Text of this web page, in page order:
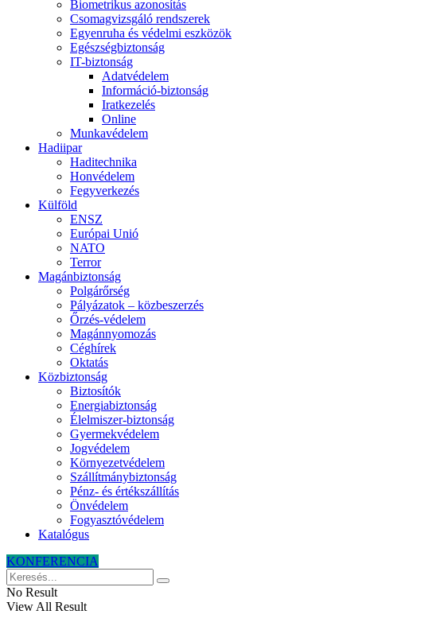
Biometrikus azonosítás
Csomagvizsgáló rendszerek
Egyenruha és védelmi eszközök
Egészségbiztonság
IT-biztonság
Adatvédelem
Információ-biztonság
Iratkezelés
Online
Munkavédelem
Hadiipar
Haditechnika
Honvédelem
Fegyverkezés
Külföld
ENSZ
Európai Unió
NATO
Terror
Magánbiztonság
Polgárőrség
Pályázatok – közbeszerzés
Őrzés-védelem
Magánnyomozás
Céghírek
Oktatás
Közbiztonság
Biztosítók
Energiabiztonság
Élelmiszer-biztonság
Gyermekvédelem
Jogvédelem
Környezetvédelem
Szállítmánybiztonság
Pénz- és értékszállítás
Önvédelem
Fogyasztóvédelem
Katalógus
KONFERENCIA
No Result
View All Result